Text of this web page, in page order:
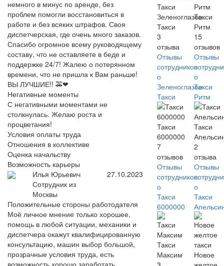
немного в минус по аренде, без
проблем помогли восстановиться в
работе и без всяких штрафов. Своя
диспетчерская, где очень много заказов.
Спасибо огромное всему руководящему
составу, что не оставляете в беде и
поддержке 24/7! Жалею о потерянном
времени, что не пришла к Вам раньше!
ВЫ ЛУЧШИЕ!! 🚕❤
Негативные моменты
С негативными моментами не
столкнулась. Желаю роста и
процветания!
Условия оплаты труда
Отношения в коллективе
Оценка начальству
Возможность карьеры
Илья Юрьевич
Сотрудник из
Москвы
27.10.2023
Положительные стороны работодателя
Моё личное мнение только хорошее,
помощь в любой ситуации, механики и
диспетчера окажут квалифицированную
консультацию, машин выбор большой,
прозрачные условия труда, есть
возможность хорошо заработать.
Зеленоглазое
Такси
3
отзыва
Отзывы
сотрудников
о
Зеленоглазое
Такси
Такси
Ритм
15
отзывов
Отзывы
о
Такси
Ритм
Такси
6000000
7
отзывов
Отзывы
сотрудников
о
Такси
6000000
Такси
2
отзыва
Отзывы
о
Такси
Такси
Максим
Новое